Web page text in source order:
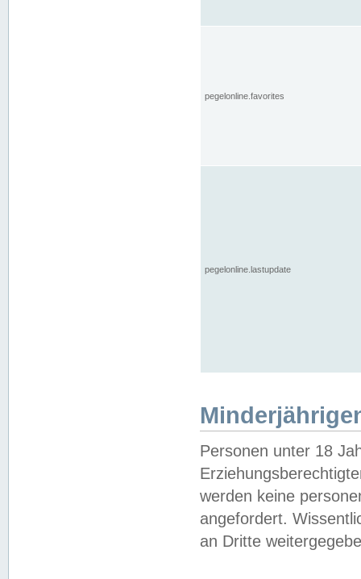
pegelonline.favorites
pegelonline.lastupdate
Personen unter 18
werden keine
angefordert.
an Dritte